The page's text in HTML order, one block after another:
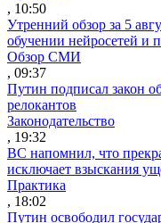
, 10:50
Утренний обзор за 5
обучении нейросетей и
Обзор СМИ
, 09:37
Путин подписал закон
релокантов
Законодательство
, 19:32
ВС напомнил, что
исключает взыскания
Практика
, 18:02
Путин освободил